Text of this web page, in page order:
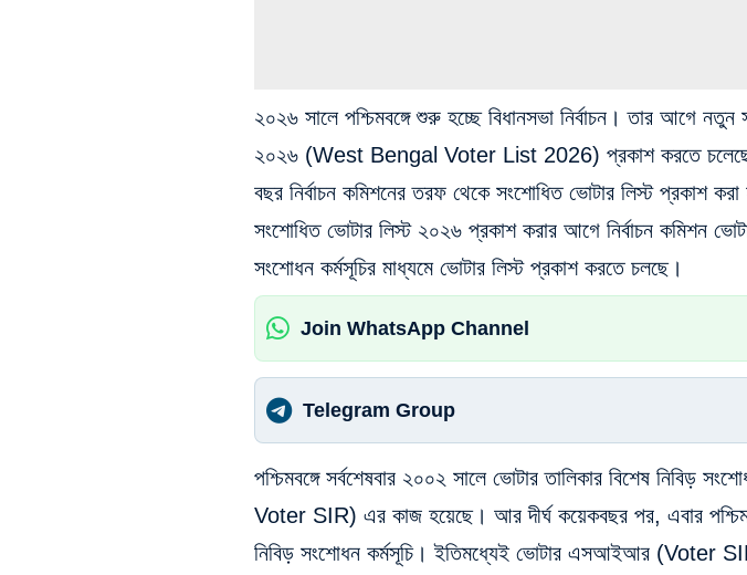
২০২৬ সালে পশ্চিমবঙ্গে শুরু হচ্ছে বিধানসভা নির্বাচন। তার আগে নতুন
২০২৬ (West Bengal Voter List 2026) প্রকাশ করতে চলেছে
বছর নির্বাচন কমিশনের তরফ থেকে সংশোধিত ভোটার লিস্ট প্রকাশ
সংশোধিত ভোটার লিস্ট ২০২৬ প্রকাশ করার আগে নির্বাচন কমিশন
সংশোধন কর্মসূচির মাধ্যমে ভোটার লিস্ট প্রকাশ করতে চলছে।
Join WhatsApp Channel
Telegram Group
পশ্চিমবঙ্গে সর্বশেষবার ২০০২ সালে ভোটার তালিকার বিশেষ নিবিড়
Voter SIR) এর কাজ হয়েছে। আর দীর্ঘ কয়েকবছর পর, এবার
নিবিড় সংশোধন কর্মসূচি। ইতিমধ্যেই ভোটার এসআইআর (Voter